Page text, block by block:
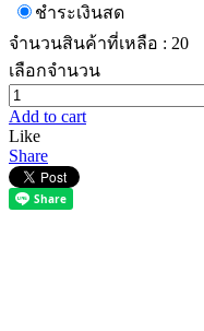
ชำระเงินสด
จำนวนสินค้าที่เหลือ : 20
เลือกจำนวน
Add to cart
Like
Share